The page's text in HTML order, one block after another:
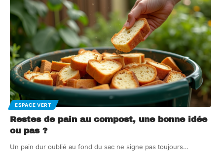
ESPACE VERT
Restes de pain au compost, une bonne idée
ou pas ?
Un pain dur oublié au fond du sac ne signe pas toujours…